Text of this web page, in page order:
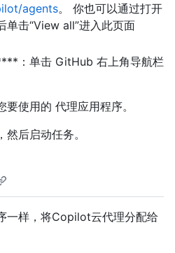
agents。 你也可以通过打开
单击“View all”进入此页面
：单击 GitHub 右上角导航栏
使用的 代理应用程序。
后启动任务。
一样，将Copilot云代理分配给